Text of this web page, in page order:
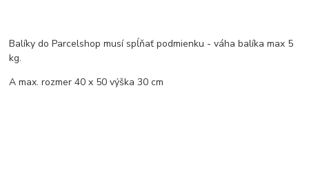
Balíky do Parcelshop musí spĺňať podmienku - váha balíka max 5
kg.
A max. rozmer 40 x 50 výška 30 cm